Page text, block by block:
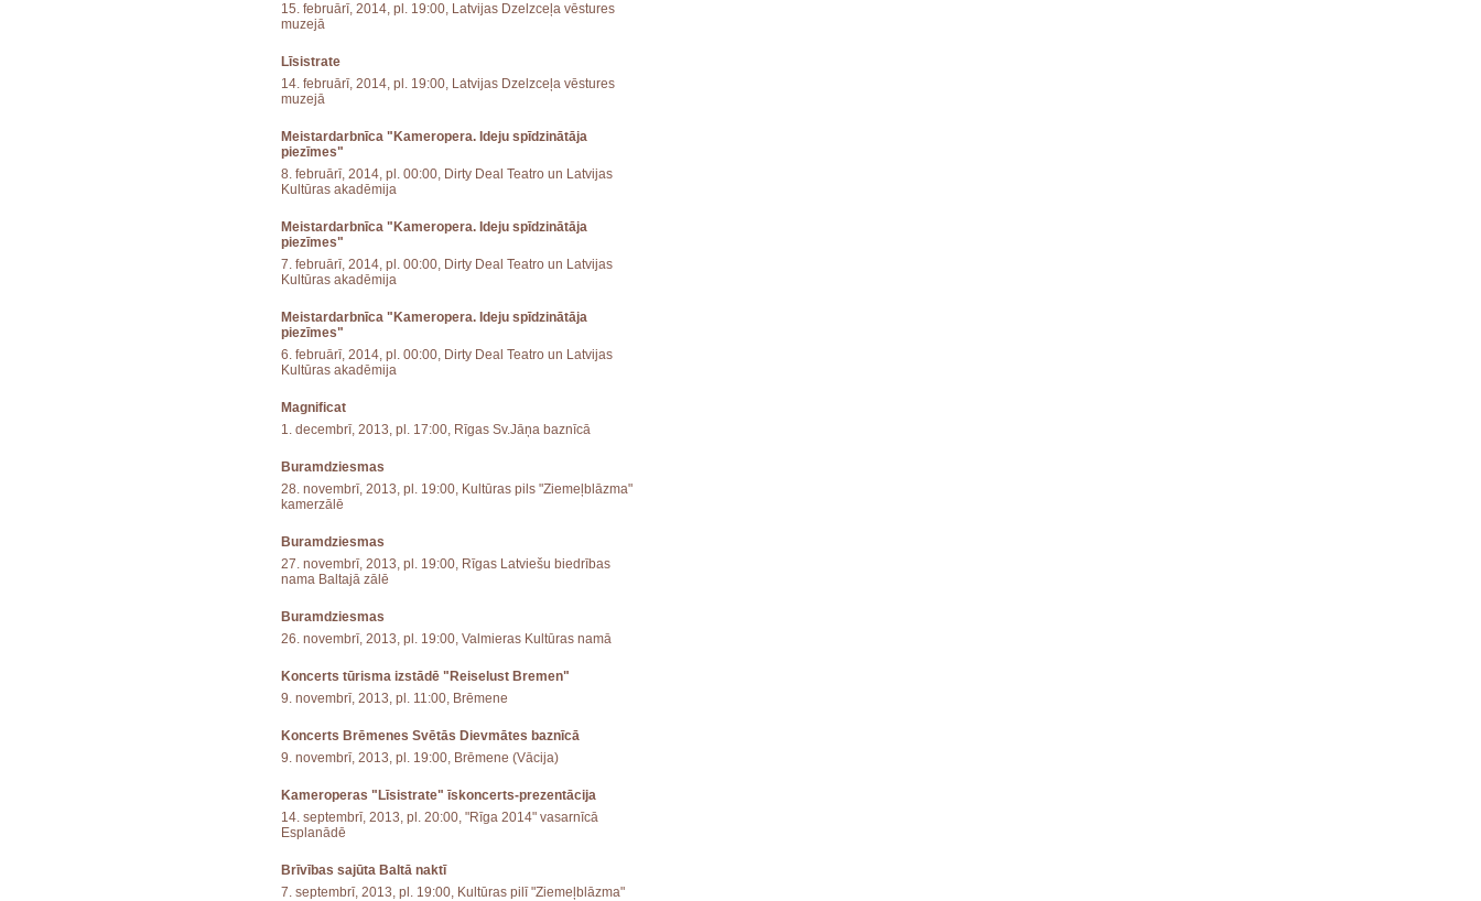
15. februārī, 2014, pl. 19:00, Latvijas Dzelzceļa vēstures
muzejā
Līsistrate
14. februārī, 2014, pl. 19:00, Latvijas Dzelzceļa vēstures
muzejā
Meistardarbnīca "Kameropera. Ideju spīdzinātāja
piezīmes"
8. februārī, 2014, pl. 00:00, Dirty Deal Teatro un Latvijas
Kultūras akadēmija
Meistardarbnīca "Kameropera. Ideju spīdzinātāja
piezīmes"
7. februārī, 2014, pl. 00:00, Dirty Deal Teatro un Latvijas
Kultūras akadēmija
Meistardarbnīca "Kameropera. Ideju spīdzinātāja
piezīmes"
6. februārī, 2014, pl. 00:00, Dirty Deal Teatro un Latvijas
Kultūras akadēmija
Magnificat
1. decembrī, 2013, pl. 17:00, Rīgas Sv.Jāņa baznīcā
Buramdziesmas
28. novembrī, 2013, pl. 19:00, Kultūras pils "Ziemeļblāzma"
kamerzālē
Buramdziesmas
27. novembrī, 2013, pl. 19:00, Rīgas Latviešu biedrības
nama Baltajā zālē
Buramdziesmas
26. novembrī, 2013, pl. 19:00, Valmieras Kultūras namā
Koncerts tūrisma izstādē "Reiselust Bremen"
9. novembrī, 2013, pl. 11:00, Brēmene
Koncerts Brēmenes Svētās Dievmātes baznīcā
9. novembrī, 2013, pl. 19:00, Brēmene (Vācija)
Kameroperas "Līsistrate" īskoncerts-prezentācija
14. septembrī, 2013, pl. 20:00, "Rīga 2014" vasarnīcā
Esplanādē
Brīvības sajūta Baltā naktī
7. septembrī, 2013, pl. 19:00, Kultūras pilī "Ziemeļblāzma"